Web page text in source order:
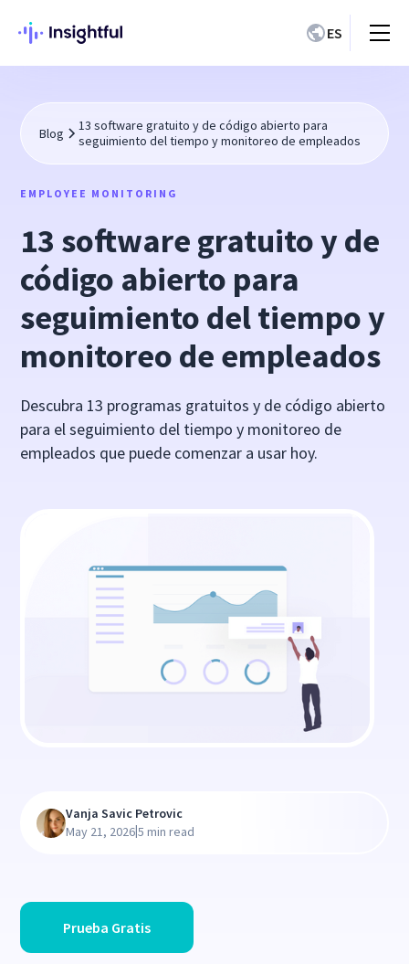
ES
Blog
13 software gratuito y de código abierto para
seguimiento del tiempo y monitoreo de empleados
EMPLOYEE MONITORING
13 software gratuito y de
código abierto para
seguimiento del tiempo y
monitoreo de empleados
Descubra 13 programas gratuitos y de código abierto
para el seguimiento del tiempo y monitoreo de
empleados que puede comenzar a usar hoy.
Prueba Gratis
Vanja Savic Petrovic
May 21, 2026|5 min read